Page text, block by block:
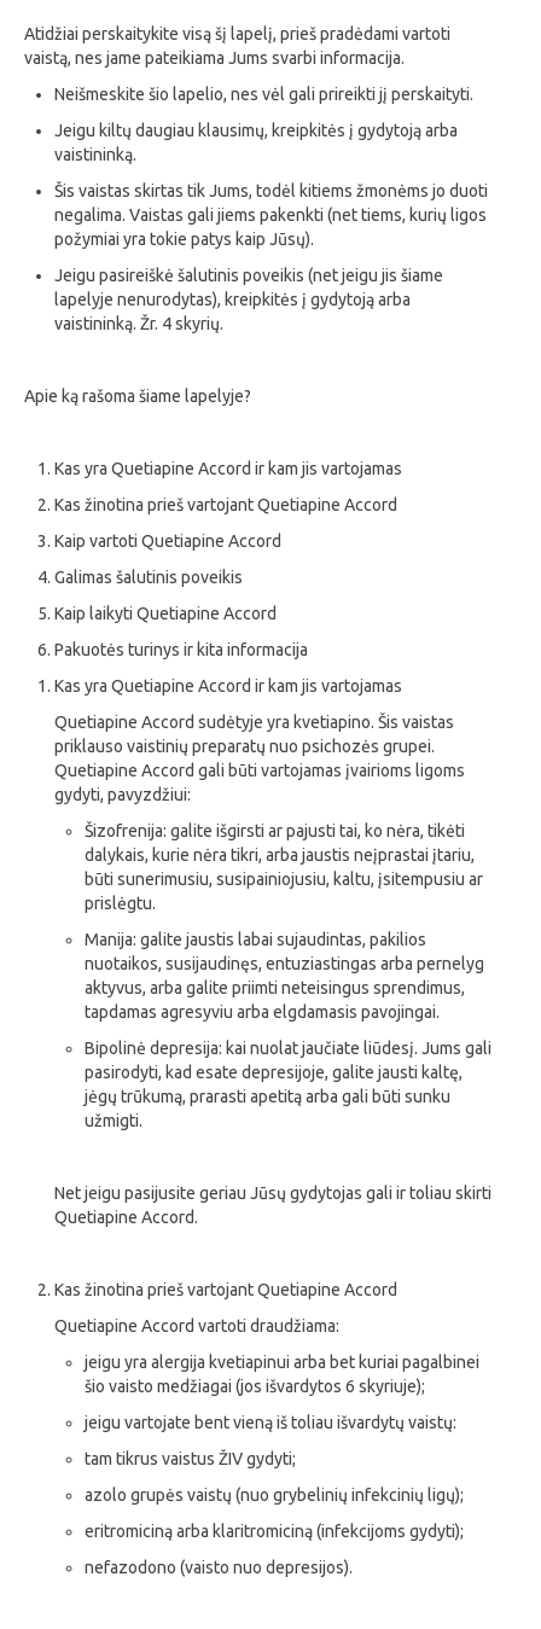
Atidžiai perskaitykite visą šį lapelį, prieš pradėdami vartoti
vaistą, nes jame pateikiama Jums svarbi informacija.
Neišmeskite šio lapelio, nes vėl gali prireikti jį perskaityti.
Jeigu kiltų daugiau klausimų, kreipkitės į gydytoją arba
vaistininką.
Šis vaistas skirtas tik Jums, todėl kitiems žmonėms jo duoti
negalima. Vaistas gali jiems pakenkti (net tiems, kurių ligos
požymiai yra tokie patys kaip Jūsų).
Jeigu pasireiškė šalutinis poveikis (net jeigu jis šiame
lapelyje nenurodytas), kreipkitės į gydytoją arba
vaistininką. Žr. 4 skyrių.
Apie ką rašoma šiame lapelyje?
Kas yra Quetiapine Accord ir kam jis vartojamas
Kas žinotina prieš vartojant Quetiapine Accord
Kaip vartoti Quetiapine Accord
Galimas šalutinis poveikis
Kaip laikyti Quetiapine Accord
Pakuotės turinys ir kita informacija
Kas yra Quetiapine Accord ir kam jis vartojamas
Quetiapine Accord sudėtyje yra kvetiapino. Šis vaistas
priklauso vaistinių preparatų nuo psichozės grupei.
Quetiapine Accord gali būti vartojamas įvairioms ligoms
gydyti, pavyzdžiui:
Šizofrenija: galite išgirsti ar pajusti tai, ko nėra, tikėti
dalykais, kurie nėra tikri, arba jaustis neįprastai įtariu,
būti sunerimusiu, susipainiojusiu, kaltu, įsitempusiu ar
prislėgtu.
Manija: galite jaustis labai sujaudintas, pakilios
nuotaikos, susijaudinęs, entuziastingas arba pernelyg
aktyvus, arba galite priimti neteisingus sprendimus,
tapdamas agresyviu arba elgdamasis pavojingai.
Bipolinė depresija: kai nuolat jaučiate liūdesį. Jums gali
pasirodyti, kad esate depresijoje, galite jausti kaltę,
jėgų trūkumą, prarasti apetitą arba gali būti sunku
užmigti.
Net jeigu pasijusite geriau Jūsų gydytojas gali ir toliau skirti
Quetiapine Accord.
Kas žinotina prieš vartojant Quetiapine Accord
Quetiapine Accord vartoti draudžiama:
jeigu yra alergija kvetiapinui arba bet kuriai pagalbinei
šio vaisto medžiagai (jos išvardytos 6 skyriuje);
jeigu vartojate bent vieną iš toliau išvardytų vaistų:
tam tikrus vaistus ŽIV gydyti;
azolo grupės vaistų (nuo grybelinių infekcinių ligų);
eritromiciną arba klaritromiciną (infekcijoms gydyti);
nefazodono (vaisto nuo depresijos).